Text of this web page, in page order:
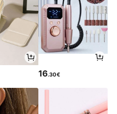
16.30€